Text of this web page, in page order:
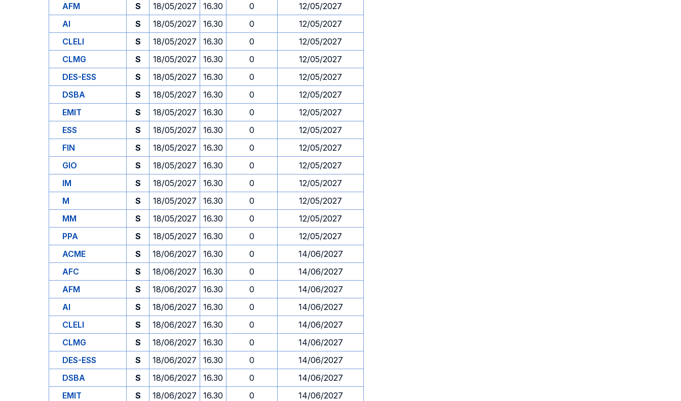
AFM
S 18/05/2027 16.30 0
12/05/2027
AI
S 18/05/2027 16.30 0
12/05/2027
CLELI
S 18/05/2027 16.30 0
12/05/2027
CLMG
S 18/05/2027 16.30 0
12/05/2027
DES-ESS
S 18/05/2027 16.30 0
12/05/2027
DSBA
S 18/05/2027 16.30 0
12/05/2027
EMIT
S 18/05/2027 16.30 0
12/05/2027
ESS
S 18/05/2027 16.30 0
12/05/2027
FIN
S 18/05/2027 16.30 0
12/05/2027
GIO
S 18/05/2027 16.30 0
12/05/2027
IM
S 18/05/2027 16.30 0
12/05/2027
M
S 18/05/2027 16.30 0
12/05/2027
MM
S 18/05/2027 16.30 0
12/05/2027
PPA
S 18/05/2027 16.30 0
12/05/2027
ACME
S 18/06/2027 16.30 0
14/06/2027
AFC
S 18/06/2027 16.30 0
14/06/2027
AFM
S 18/06/2027 16.30 0
14/06/2027
AI
S 18/06/2027 16.30 0
14/06/2027
CLELI
S 18/06/2027 16.30 0
14/06/2027
CLMG
S 18/06/2027 16.30 0
14/06/2027
DES-ESS
S 18/06/2027 16.30 0
14/06/2027
DSBA
S 18/06/2027 16.30 0
14/06/2027
EMIT
S 18/06/2027 16.30 0
14/06/2027